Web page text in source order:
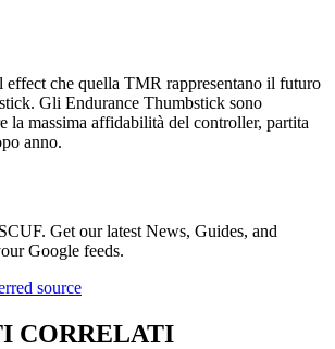
effect che quella TMR rappresentano il futuro
Gli Endurance Thumbstick sono
la massima affidabilità del controller, partita
anno.
Get our latest News, Guides, and
Google feeds.
source
CORRELATI